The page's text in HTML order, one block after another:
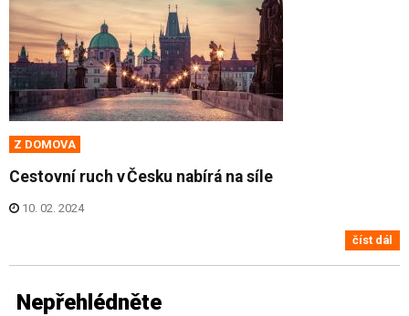
Z DOMOVA
Cestovní ruch v Česku nabírá na síle
10. 02. 2024
číst dál
Nepřehlédněte